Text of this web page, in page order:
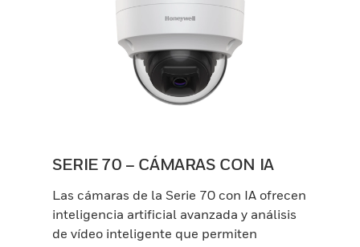
SERIE 70 – CÁMARAS CON IA
Las cámaras de la Serie 70 con IA ofrecen
inteligencia artificial avanzada y análisis
de vídeo inteligente que permiten